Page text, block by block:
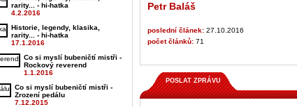
rarity... - hi-hatka
4.2.2016
Historie, legendy, klasika,
rarity... - hi-hatka
17.1.2016
Co si myslí bubeničtí mistři -
Rockový reverend
1.1.2016
Co si myslí bubeničtí mistři -
Zrození pedálu
7.12.2015
Petr Baláš
poslední článek: 27.10.2016
počet článků: 71
POSLAT ZPRÁVU